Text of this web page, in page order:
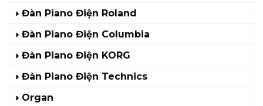
Đàn Piano Điện Roland
Đàn Piano Điện Columbia
Đàn Piano Điện KORG
Đàn Piano Điện Technics
Organ